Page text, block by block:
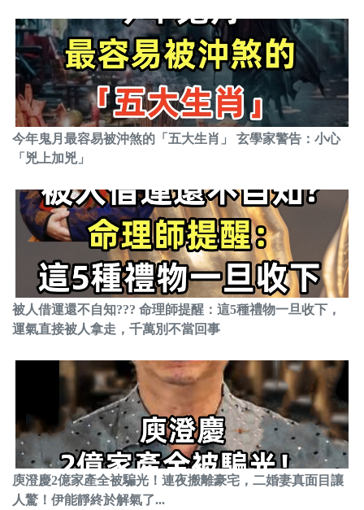
今年鬼月最容易被沖煞的「五大生肖」 玄學家警告：小心
「兇上加兇」
被人借運還不自知??? 命理師提醒：這5種禮物一旦收下，
運氣直接被人拿走，千萬別不當回事
庾澄慶2億家產全被騙光！連夜搬離豪宅，二婚妻真面目讓
人驚！伊能靜終於解氣了...